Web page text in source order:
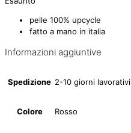
pelle 100% upcycle
fatto a mano in italia
Informazioni aggiuntive
Spedizione 2-10 giorni lavorativi
Colore Rosso